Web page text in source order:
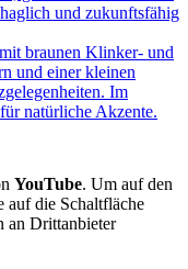
YouTube. Um auf den
auf die Schaltfläche
an Drittanbieter